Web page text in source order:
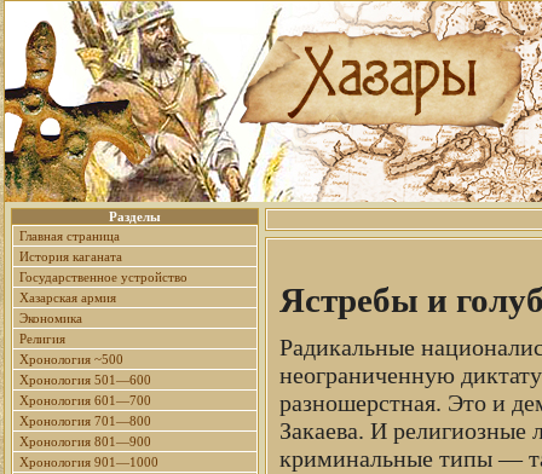
Разделы
Главная страница
История каганата
Государственное устройство
Хазарская армия
Экономика
Религия
Хронология ~500
Хронология 501—600
Хронология 601—700
Хронология 701—800
Хронология 801—900
Хронология 901—1000
Ястребы и
Радикальные
неограниченную
разношерстная. Это и
Закаева. И
криминальные типы —